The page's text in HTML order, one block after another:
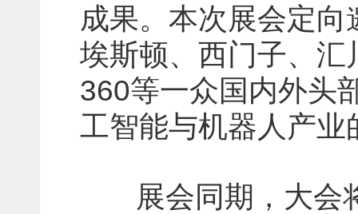
成果。本次展会定
埃斯顿、西门子、
360等一众国内外头
工智能与机器人产
展会同期，大会将